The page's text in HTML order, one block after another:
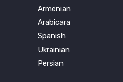
Armenian
Arabicara
Spanish
Ukrainian
Persian